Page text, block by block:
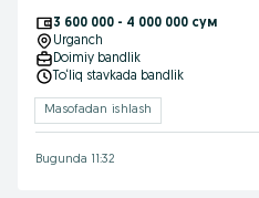
3 600 000 - 4 000 000 сум
Urganch
Doimiy bandlik
To‘liq stavkada bandlik
Masofadan ishlash
Bugunda 11:32